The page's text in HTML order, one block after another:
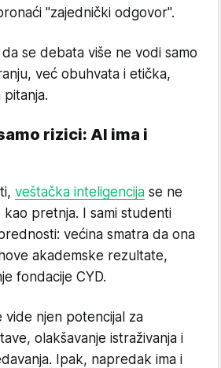
"zajednički odgovor".
se debata više ne vodi samo
već obuhvata i etička,
rizici: AI ima i
veštačka inteligencija se ne
kao pretnja. I sami studenti
većina smatra da ona
akademske rezultate,
fondacije CYD.
njen potencijal za
olakšavanje istraživanja i
Ipak, napredak ima i